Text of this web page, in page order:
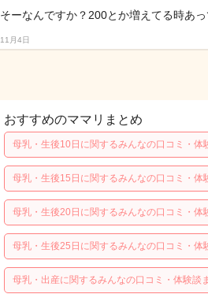
そーなんですか？200とか増えてる時あっ
11月4日
おすすめのママリまとめ
母乳・生後10日に関するみんなの口コミ・体
母乳・生後15日に関するみんなの口コミ・体
母乳・生後20日に関するみんなの口コミ・体
母乳・生後25日に関するみんなの口コミ・体
母乳・出産に関するみんなの口コミ・体験談